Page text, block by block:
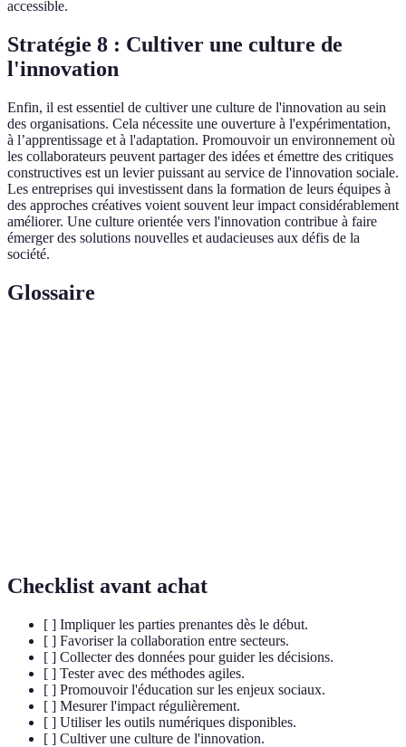
accessible.
Stratégie 8 : Cultiver une culture de
l'innovation
Enfin, il est essentiel de cultiver une culture de l'innovation au sein
des organisations. Cela nécessite une ouverture à l'expérimentation,
à l’apprentissage et à l'adaptation. Promouvoir un environnement où
les collaborateurs peuvent partager des idées et émettre des critiques
constructives est un levier puissant au service de l'innovation sociale.
Les entreprises qui investissent dans la formation de leurs équipes à
des approches créatives voient souvent leur impact considérablement
améliorer. Une culture orientée vers l'innovation contribue à faire
émerger des solutions nouvelles et audacieuses aux défis de la
société.
Glossaire
Checklist avant achat
[ ] Impliquer les parties prenantes dès le début.
[ ] Favoriser la collaboration entre secteurs.
[ ] Collecter des données pour guider les décisions.
[ ] Tester avec des méthodes agiles.
[ ] Promouvoir l'éducation sur les enjeux sociaux.
[ ] Mesurer l'impact régulièrement.
[ ] Utiliser les outils numériques disponibles.
[ ] Cultiver une culture de l'innovation.